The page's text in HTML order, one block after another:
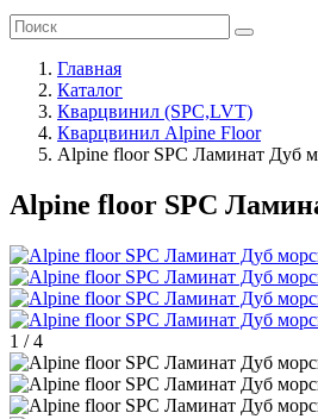
Главная
Каталог
Кварцвинил (SPC,LVT)
Кварцвинил Alpine Floor
Alpine floor SPC Ламинат Дуб
Alpine floor SPC
1 /4